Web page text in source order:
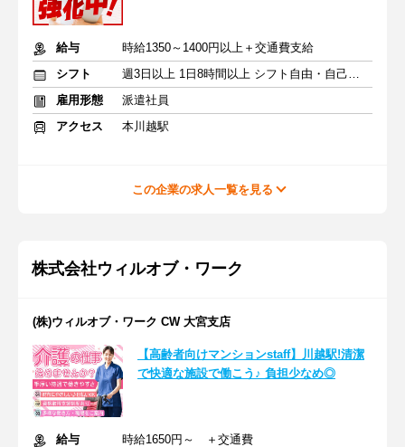
給与
時給1350～1400円以上＋交通費支給
シフト
週3日以上 1日8時間以上 シフト自由・自己申告
雇用形態
派遣社員
アクセス
本川越駅
この企業の求人一覧を見る
株式会社ウィルオブ・ワーク
(株)ウィルオブ・ワーク CW 大宮支店
【高齢者向けマンションstaff】川越駅!清潔
で快適な施設で働こう♪ 負担少なめ◎
給与
時給1650円～ ＋交通費